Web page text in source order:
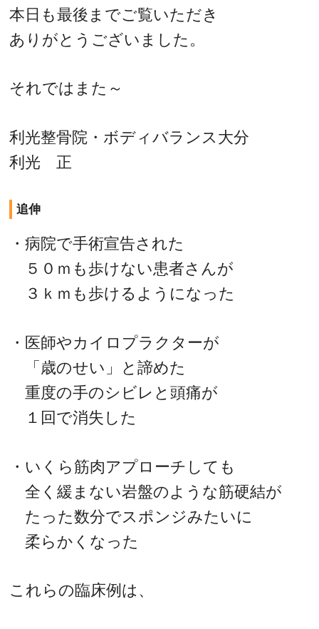
本日も最後までご覧いただき
ありがとうございました。
それではまた～
利光整骨院・ボディバランス大分
利光 正
追伸
・病院で手術宣告された
５０ｍも歩けない患者さんが
３ｋｍも歩けるようになった
・医師やカイロプラクターが
「歳のせい」と諦めた
重度の手のシビレと頭痛が
１回で消失した
・いくら筋肉アプローチしても
全く緩まない岩盤のような筋硬結が
たった数分でスポンジみたいに
柔らかくなった
これらの臨床例は、